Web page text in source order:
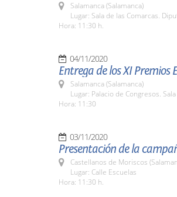
Salamanca (Salamanca)
Lugar: Sala de las Comarcas.
Hora: 11:30 h.
04/11/2020
Entrega de los XI Premios
Salamanca (Salamanca)
Lugar: Palacio de Congresos.
Hora: 11:30
03/11/2020
Presentación de la
Castellanos de Moriscos
Lugar: Calle Escuelas
Hora: 11:30 h.